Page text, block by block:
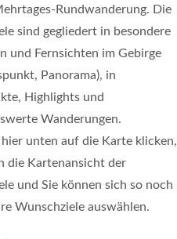
Rundwanderung. Die
sind gegliedert in besondere
und Fernsichten im Gebirge
Panorama), in
Highlights und
Wanderungen.
unten auf die Karte klicken,
die Kartenansicht der
und Sie können sich so noch
Wunschziele auswählen.